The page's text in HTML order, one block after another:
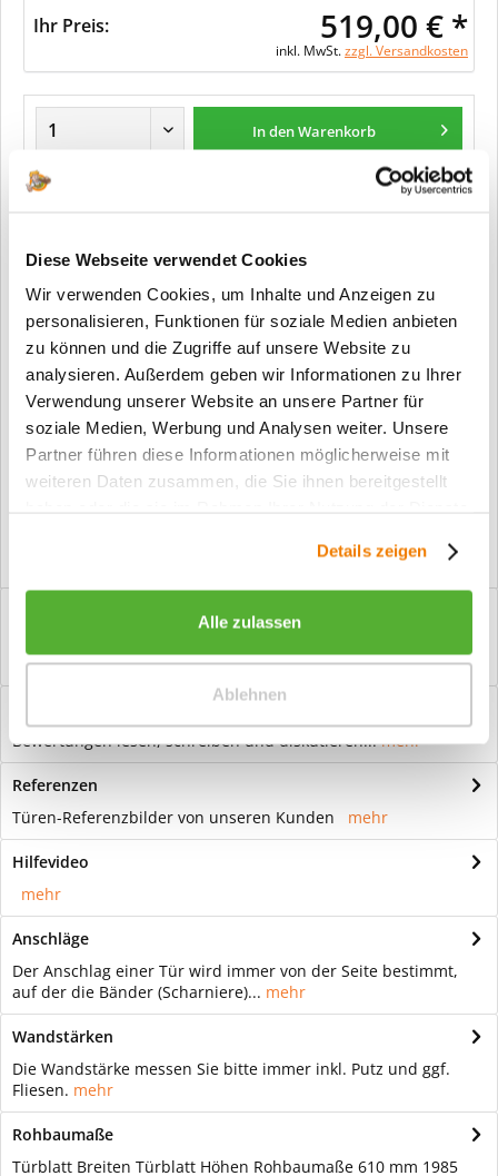
Diese Webseite verwendet Cookies
Wir verwenden Cookies, um Inhalte und Anzeigen zu
personalisieren, Funktionen für soziale Medien anbieten
zu können und die Zugriffe auf unsere Website zu
analysieren. Außerdem geben wir Informationen zu Ihrer
Verwendung unserer Website an unsere Partner für
soziale Medien, Werbung und Analysen weiter. Unsere
Partner führen diese Informationen möglicherweise mit
weiteren Daten zusammen, die Sie ihnen bereitgestellt
Details zeigen
Alle zulassen
Ablehnen
Ihr Preis: 519,00 € *
inkl. MwSt.zzgl. Versandkosten
In den Warenkorb
Fragen zum Artikel?
Artikel-Nr.:
122
Info:
Dieser Artikel wird gemäß Ihrer
Konfiguration gefertigt. Daher ist er als
kundenspezifische Anfertigung vom
Widerruf / der Rückgabe
ausgeschlossen.
Vorteile
Verglasung: Die Farbe Weiß...mehr
Bewertungen lesen, schreiben und diskutieren...mehr
Referenzen
Türen-Referenzbilder von unseren Kunden mehr
Hilfevideo
mehr
Anschläge
Der Anschlag einer Tür wird immer von der Seite bestimmt,
auf der die Bänder (Scharniere)... mehr
Wandstärken
Die Wandstärke messen Sie bitte immer inkl. Putz und ggf.
Fliesen. mehr
Rohbaumaße
Türblatt Breiten Türblatt Höhen Rohbaumaße 610 mm 1985